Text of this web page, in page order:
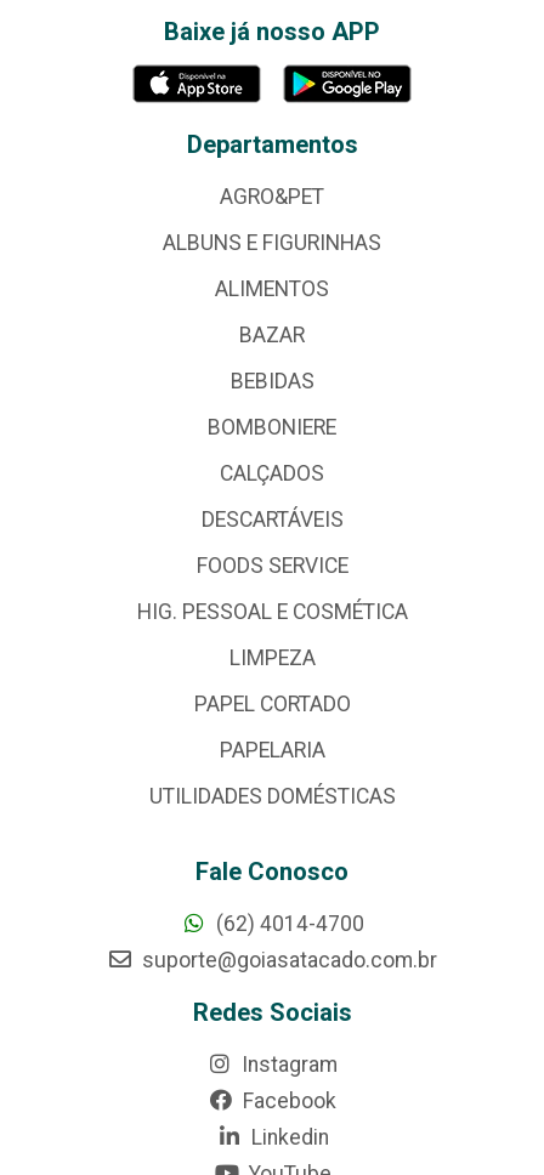
Baixe já nosso APP
Departamentos
AGRO&PET
ALBUNS E FIGURINHAS
ALIMENTOS
BAZAR
BEBIDAS
BOMBONIERE
CALÇADOS
DESCARTÁVEIS
FOODS SERVICE
HIG. PESSOAL E COSMÉTICA
LIMPEZA
PAPEL CORTADO
PAPELARIA
UTILIDADES DOMÉSTICAS
Fale Conosco
(62) 4014-4700
suporte@goiasatacado.com.br
Redes Sociais
Instagram
Facebook
Linkedin